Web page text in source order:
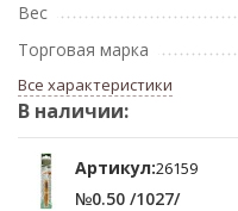
Вес
Торговая марка
Все характеристики
В наличии:
Артикул:26159
№0.50 /1027/